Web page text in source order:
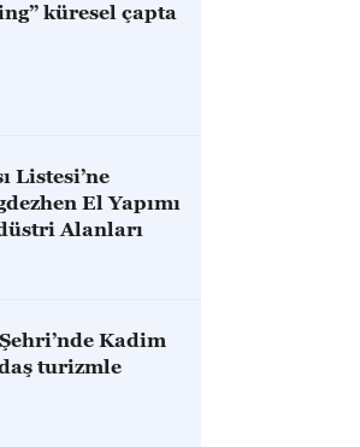
küresel çapta
Listesi’ne
El Yapımı
Alanları
Kadim
turizmle